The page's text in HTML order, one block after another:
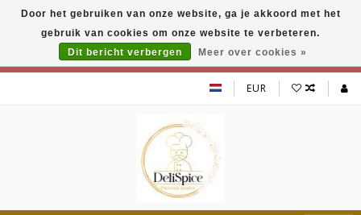
DeliSpice is your online Indian grocery shop with
exclusive brands like Daawat, Suhana, DeliSpice
and many more !!!
EUR
Door het gebruiken van onze website, ga je akkoord met het
gebruik van cookies om onze website te verbeteren.
Dit bericht verbergen
Meer over cookies »